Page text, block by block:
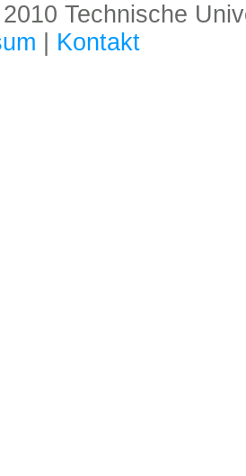
Technische
Kontakt